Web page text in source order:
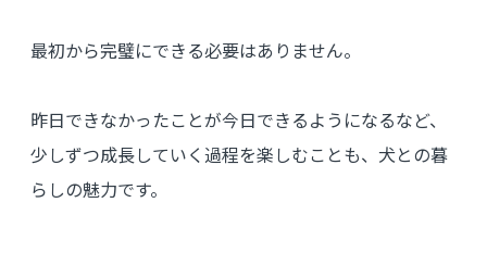
最初から完璧にできる必要はありません。
昨日できなかったことが今日できるようになるなど、
少しずつ成長していく過程を楽しむことも、犬との暮
らしの魅力です。